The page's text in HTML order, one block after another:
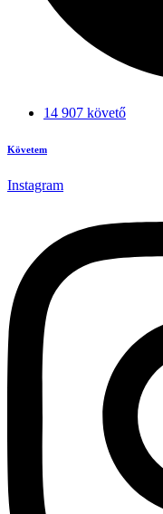
14 907 követő
Követem
Instagram